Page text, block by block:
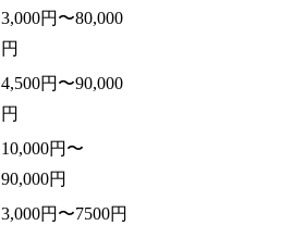
3,000円〜80,000
円
4,500円〜90,000
円
10,000円〜
90,000円
3,000円〜7500円